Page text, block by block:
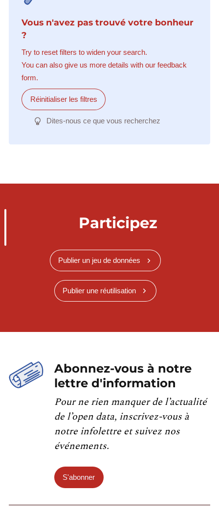
Vous n'avez pas trouvé votre bonheur
?
Try to reset filters to widen your search.
You can also give us more details with our feedback
form.
Réinitialiser les filtres
Dites-nous ce que vous recherchez
Participez
Publier un jeu de données
Publier une réutilisation
Abonnez-vous à notre
lettre d'information
Pour ne rien manquer de l’actualité
de l’open data, inscrivez-vous à
notre infolettre et suivez nos
événements.
S'abonner